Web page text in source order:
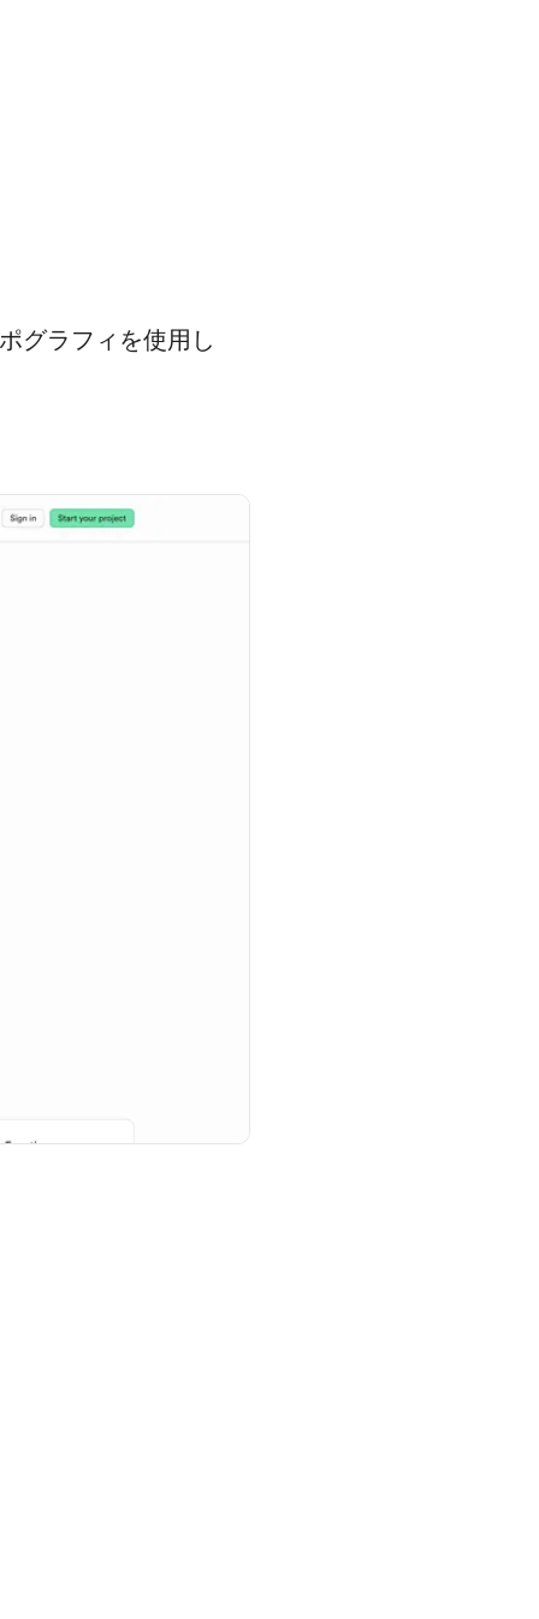
グラフィを使用し